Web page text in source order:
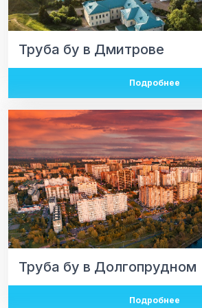
Труба бу в Дмитрове
Подробнее
Труба бу в Долгопрудном
Подробнее